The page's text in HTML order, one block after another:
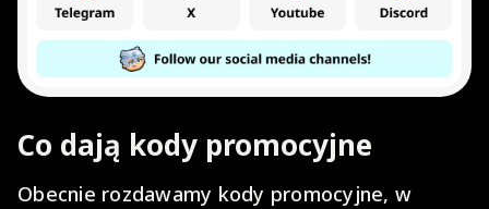
Co dają kody promocyjne
Obecnie rozdawamy kody promocyjne, w